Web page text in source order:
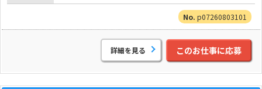
p07260803101
詳細を見る このお仕事に応募